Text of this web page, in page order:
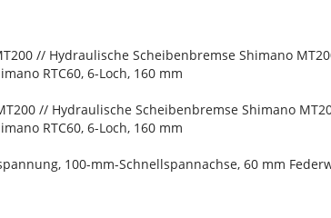
// Hydraulische Scheibenbremse Shimano
RTC60, 6-Loch, 160 mm
// Hydraulische Scheibenbremse Shimano
RTC60, 6-Loch, 160 mm
100-mm-Schnellspannachse, 60 mm